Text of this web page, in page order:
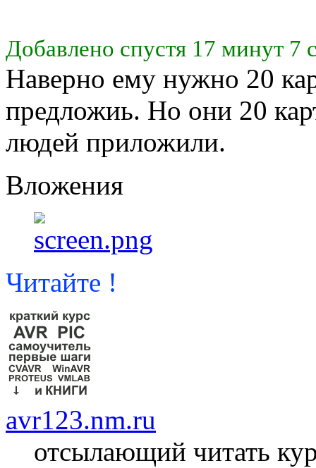
Добавлено спустя 17 минут 7
Наверно ему нужно 20
предложиь. Но они 20
людей приложили.
Вложения
Читайте !
avr123.nm.ru
отсылающий читать